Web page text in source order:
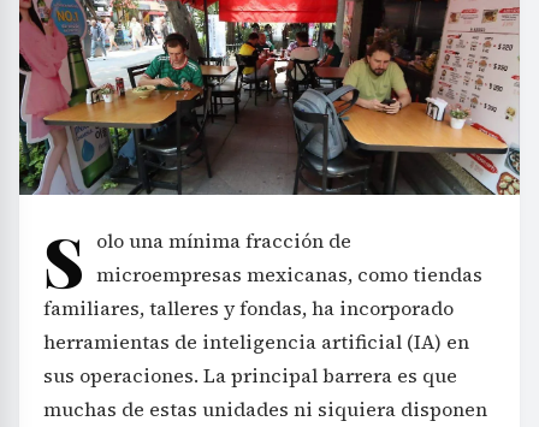
S olo una mínima fracción de
microempresas mexicanas, como tiendas
familiares, talleres y fondas, ha incorporado
herramientas de inteligencia artificial (IA) en
sus operaciones. La principal barrera es que
muchas de estas unidades ni siquiera disponen